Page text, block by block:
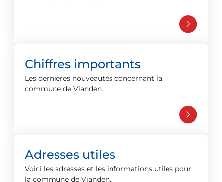
Chiffres importants
Les dernières nouveautés concernant la
commune de Vianden.
Adresses utiles
Voici les adresses et les informations utiles pour
la commune de Vianden.